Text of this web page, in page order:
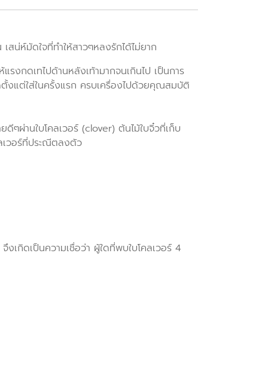
สน่ห์มัดใจที่ทำให้สาวๆหลงรักได้ไม่ยาก
งกดเทไปด้านหลังเท้ามากจนเกินไป เป็นการ
งแต่ใส่ในครั้งแรก ครบเครื่องไปด้วยคุณสมบัติ
ผ่านใบโคลเวอร์ (clover) ต้นไม้ใบจิ๋วที่เก็บ
เวอร์ที่ประณีตลงตัว
เกิดเป็นความเชื่อว่า ผู้ใดที่พบใบโคลเวอร์ 4